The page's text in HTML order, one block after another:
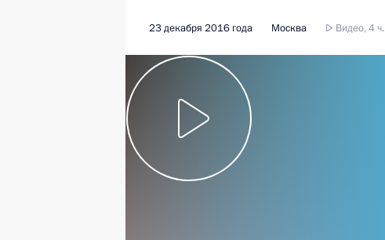
23 декабря 2016 года Москва Видео, 4 ч.